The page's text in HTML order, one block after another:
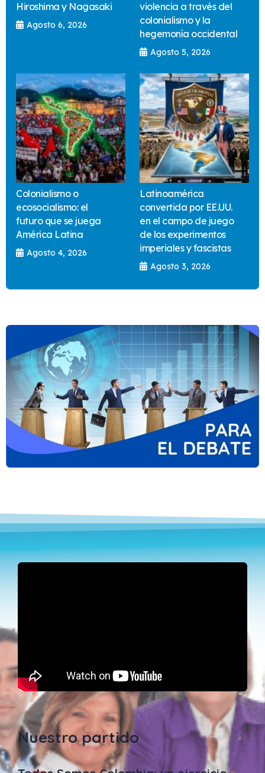
Hiroshima y Nagasaki
Agosto 6, 2026
violencia a través del
colonialismo y la
hegemonía occidental
Agosto 5, 2026
Colonialismo o
ecosocialismo: el
futuro que se juega
América Latina
Agosto 4, 2026
Latinoamérica
convertida por EE.UU.
en el campo de juego
de los experimentos
imperiales y fascistas
Agosto 3, 2026
Nuestro partido